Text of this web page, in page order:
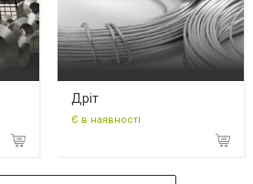
Дріт
Є в наявності